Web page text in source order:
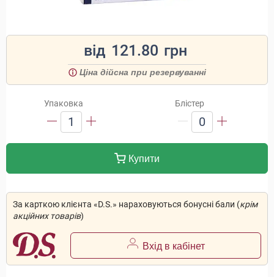
від 121.80 грн
Ціна дійсна при резервуванні
Упаковка
1
Блістер
0
Купити
За карткою клієнта «D.S.» нараховуються бонусні бали (крім
акційних товарів)
Вхід в кабінет